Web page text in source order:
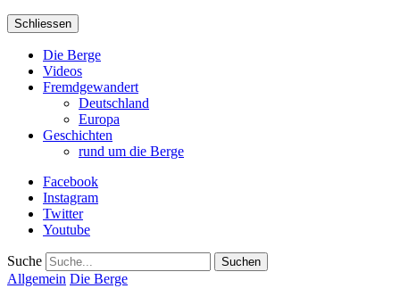
Schliessen
Die Berge
Videos
Fremdgewandert
Deutschland
Europa
Geschichten
rund um die Berge
Facebook
Instagram
Twitter
Youtube
Suche
Allgemein Die Berge